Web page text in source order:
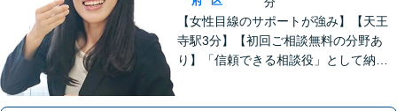
【女性目線のサポートが強み】【天王
寺駅3分】【初回ご相談無料の分野あ
り】「信頼できる相談役」として納得